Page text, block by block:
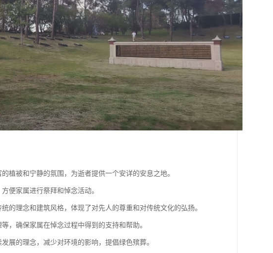
植被和宁静的氛围，为逝者提供一个安详的安息之地。
便家属进行祭拜和悼念活动。
的理念和建筑风格，体现了对先人的尊重和对传统文化的弘扬。
，确保家属在悼念过程中得到的支持和帮助。
展的理念，减少对环境的影响，提倡绿色殡葬。